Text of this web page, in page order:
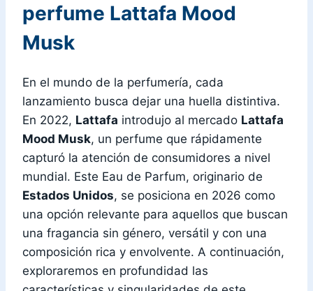
perfume Lattafa Mood
Musk
En el mundo de la perfumería, cada
lanzamiento busca dejar una huella distintiva.
En 2022, Lattafa introdujo al mercado Lattafa
Mood Musk, un perfume que rápidamente
capturó la atención de consumidores a nivel
mundial. Este Eau de Parfum, originario de
Estados Unidos, se posiciona en 2026 como
una opción relevante para aquellos que buscan
una fragancia sin género, versátil y con una
composición rica y envolvente. A continuación,
exploraremos en profundidad las